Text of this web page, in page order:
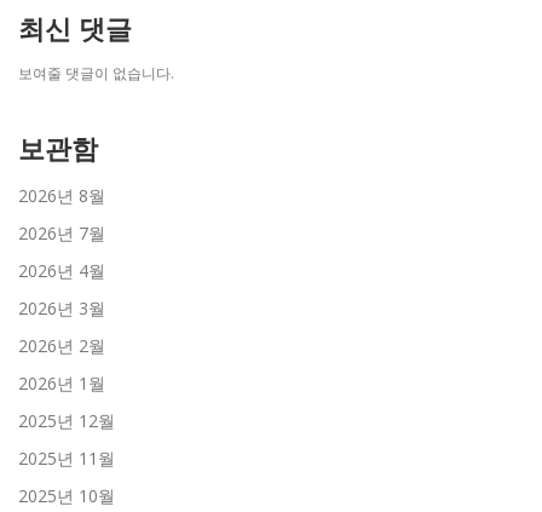
최신 댓글
보여줄 댓글이 없습니다.
보관함
2026년 8월
2026년 7월
2026년 4월
2026년 3월
2026년 2월
2026년 1월
2025년 12월
2025년 11월
2025년 10월